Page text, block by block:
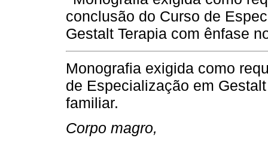
conclusão do Curso de
Gestalt Terapia com ênfase
Monografia exigida como
de Especialização em
familiar.
Corpo magro,